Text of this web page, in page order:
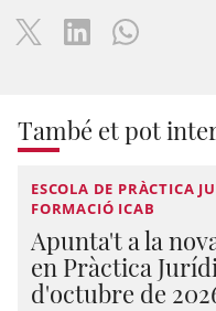
També et pot
ESCOLA DE PRÀCTICA
FORMACIÓ ICAB
Apunta't a la
en Pràctica
d'octubre de